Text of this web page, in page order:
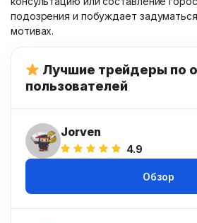
подозрения и побуждает
мотивах.
Лучшие трейдеры по
пользователей
Jorven
4.9
Обзор